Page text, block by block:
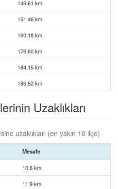
146.61 km.
151.46 km.
160.18 km.
176.60 km.
184.15 km.
186.52 km.
Uzaklıkları
uzaklıkları (en yakın 10 ilçe)
Mesafe
10.8 km.
11.9 km.